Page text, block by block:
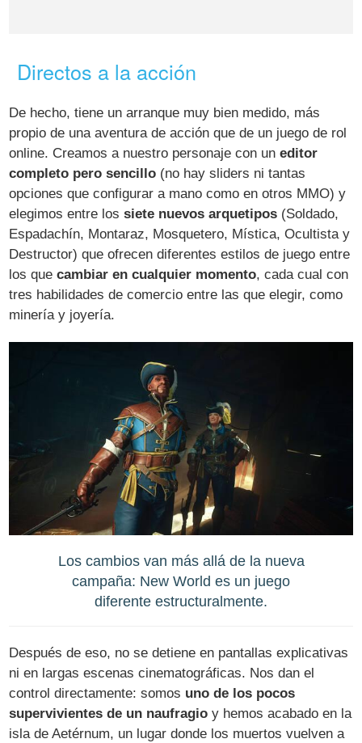
Directos a la acción
De hecho, tiene un arranque muy bien medido, más
propio de una aventura de acción que de un juego de rol
online. Creamos a nuestro personaje con uneditor
completo pero sencillo (no hay sliders ni tantas
opciones que configurar a mano como en otros MMO) y
elegimos entre lossiete nuevos arquetipos (Soldado,
Espadachín, Montaraz, Mosquetero, Mística, Ocultista y
Destructor) que ofrecen diferentes estilos de juego entre
los quecambiar en cualquier momento, cada cual con
tres habilidades de comercio entre las que elegir, como
minería y joyería.
Los cambios van más allá de la nueva
campaña: New World es un juego
diferente estructuralmente.
Después de eso, no se detiene en pantallas explicativas
ni en largas escenas cinematográficas. Nos dan el
control directamente: somos uno de los pocos
supervivientes de un naufragio y hemos acabado en la
isla de Aetérnum, un lugar donde los muertos vuelven a